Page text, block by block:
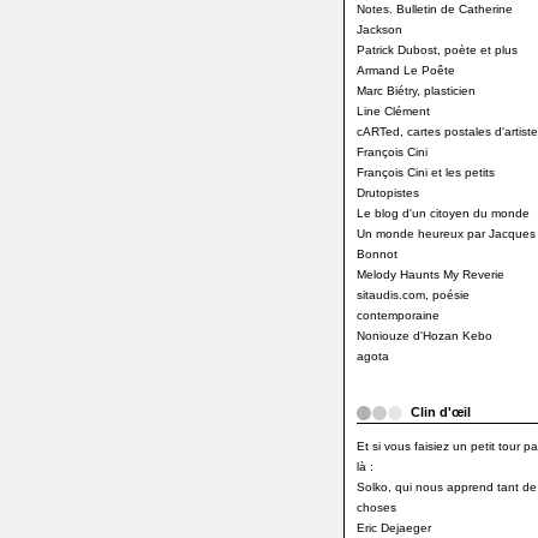
Notes. Bulletin de Catherine
Jackson
Patrick Dubost, poète et plus
Armand Le Poête
Marc Biétry, plasticien
Line Clément
cARTed, cartes postales
François Cini
François Cini et les petits
Drutopistes
Le blog d'un citoyen du monde
Un monde heureux par Jacques
Bonnot
Melody Haunts My Reverie
sitaudis.com, poésie
contemporaine
Noniouze d'Hozan Kebo
agota
Clin d'œil
Et si vous faisiez un petit tour
là :
Solko, qui nous apprend tant de
choses
Eric Dejaeger